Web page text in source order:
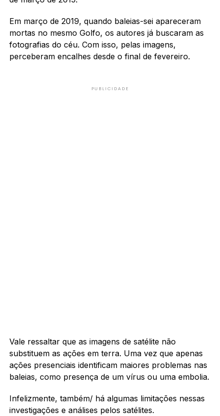
Em março de 2019, quando baleias-sei apareceram
mortas no mesmo Golfo, os autores já buscaram as
fotografias do céu. Com isso, pelas imagens,
perceberam encalhes desde o final de fevereiro.
PUBLICIDADE
Vale ressaltar que as imagens de satélite não
substituem as ações em terra. Uma vez que apenas
ações presenciais identificam maiores problemas nas
baleias, como presença de um vírus ou uma embolia.
Infelizmente, também/ há algumas limitações nessas
investigações e análises pelos satélites.